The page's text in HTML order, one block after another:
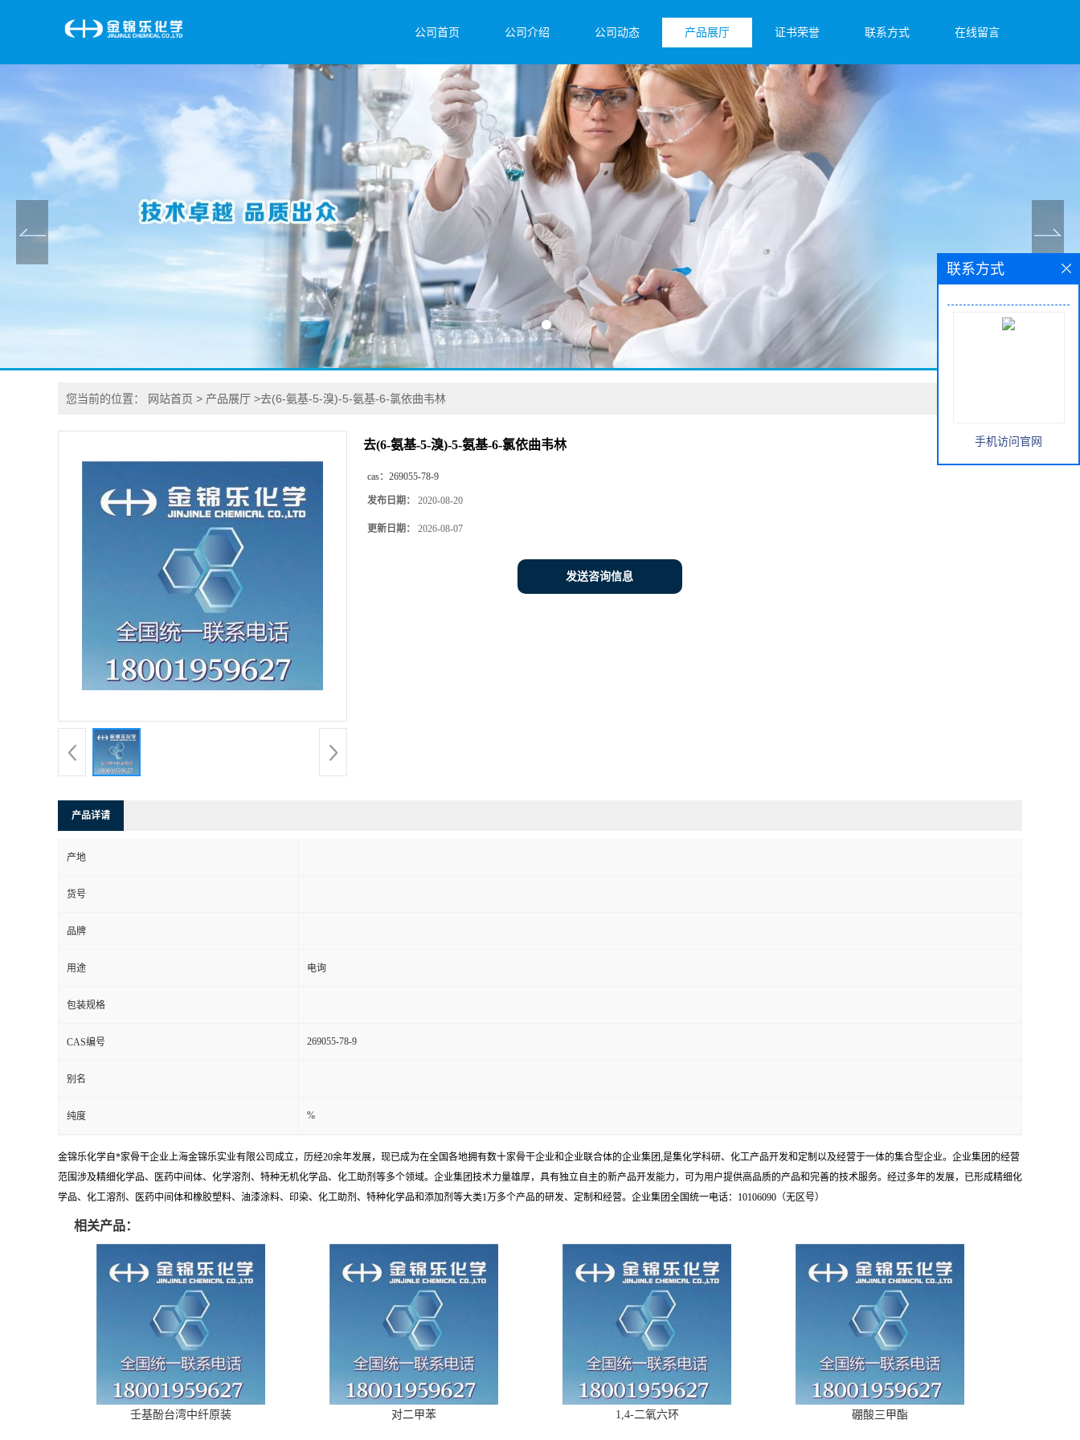
公司首页 公司介绍 公司动态 产品展厅 证书荣誉 联系方式 在线留言
您当前的位置： 网站首页 > 产品展厅 >去(6-氨基-5-溴)-5-氨基-6-氯依曲韦林
去(6-氨基-5-溴)-5-氨基-6-氯依曲韦林
cas： 269055-78-9
发布日期： 2020-08-20
更新日期： 2026-08-07
发送咨询信息
产品详请
产地
货号
品牌
用途 电询
包装规格
CAS编号 269055-78-9
别名
纯度 %
金锦乐化学自*家骨干企业上海金锦乐实业有限公司成立，历经20余年发展，现已成为在全国各地拥有数十家骨干企业和企业联合体的企业集团,是集化学科研、化工产品开发和定制以及经营于一体的集合型企业。企业集团的经营
范围涉及精细化学品、医药中间体、化学溶剂、特种无机化学品、化工助剂等多个领域。企业集团技术力量雄厚，具有独立自主的新产品开发能力，可为用户提供高品质的产品和完善的技术服务。经过多年的发展，已形成精细化
学品、化工溶剂、医药中间体和橡胶塑料、油漆涂料、印染、化工助剂、特种化学品和添加剂等大类1万多个产品的研发、定制和经营。企业集团全国统一电话：10106090（无区号）
相关产品：
壬基酚台湾中纤原装 对二甲苯 1,4-二氧六环 硼酸三甲酯
联系方式
手机访问官网